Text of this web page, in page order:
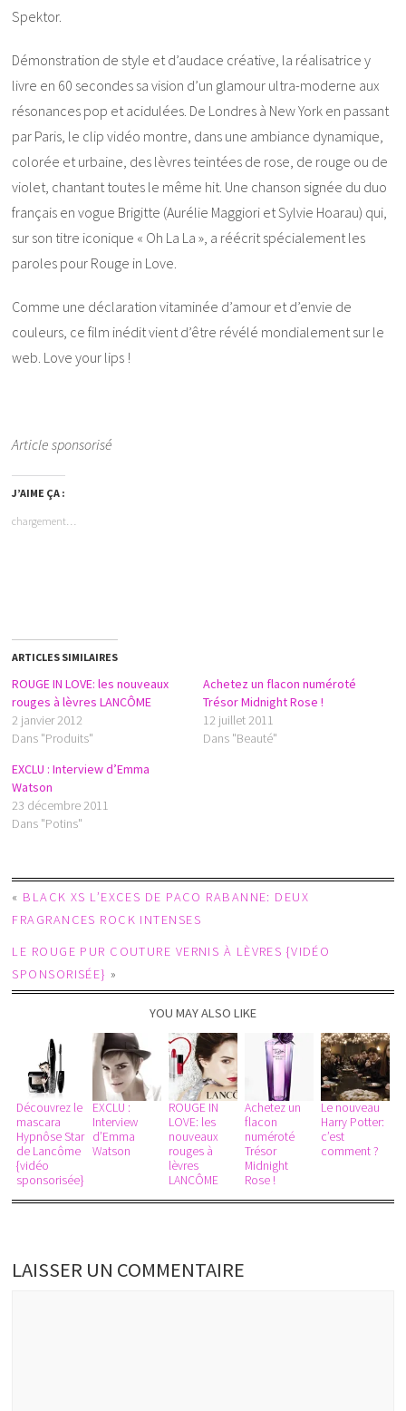
Spektor.
Démonstration de style et d’audace créative, la réalisatrice y
livre en 60 secondes sa vision d’un glamour ultra-moderne aux
résonances pop et acidulées. De Londres à New York en passant
par Paris, le clip vidéo montre, dans une ambiance dynamique,
colorée et urbaine, des lèvres teintées de rose, de rouge ou de
violet, chantant toutes le même hit. Une chanson signée du duo
français en vogue Brigitte (Aurélie Maggiori et Sylvie Hoarau) qui,
sur son titre iconique « Oh La La », a réécrit spécialement les
paroles pour Rouge in Love.
Comme une déclaration vitaminée d’amour et d’envie de
couleurs, ce film inédit vient d’être révélé mondialement sur le
web. Love your lips !
Article sponsorisé
J’AIME ÇA :
chargement…
ARTICLES SIMILAIRES
ROUGE IN LOVE: les nouveaux
rouges à lèvres LANCÔME
2 janvier 2012
Dans "Produits"
Achetez un flacon numéroté
Trésor Midnight Rose !
12 juillet 2011
Dans "Beauté"
EXCLU : Interview d’Emma
Watson
23 décembre 2011
Dans "Potins"
« BLACK XS L’EXCES DE PACO RABANNE: DEUX
FRAGRANCES ROCK INTENSES
LE ROUGE PUR COUTURE VERNIS À LÈVRES {VIDÉO
SPONSORISÉE} »
YOU MAY ALSO LIKE
Découvrez le
mascara
Hypnôse Star
de Lancôme
{vidéo
sponsorisée}
EXCLU :
Interview
d’Emma
Watson
ROUGE IN
LOVE: les
nouveaux
rouges à
lèvres
LANCÔME
Achetez un
flacon
numéroté
Trésor
Midnight
Rose !
Le nouveau
Harry Potter:
c’est
comment ?
LAISSER UN COMMENTAIRE